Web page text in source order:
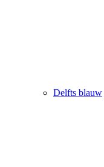
Delfts blauw